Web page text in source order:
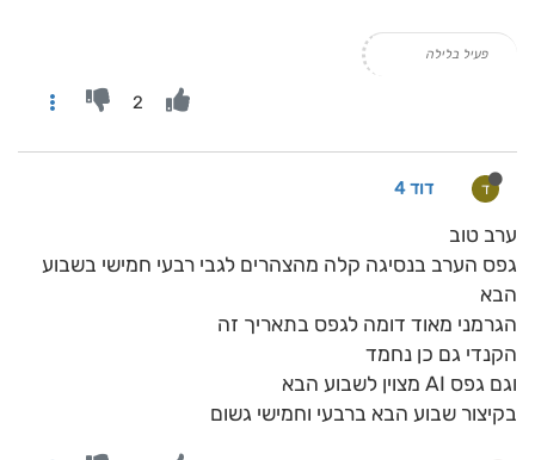
פעיל בלילה
2
ד דוד 4
ערב טוב
גפס הערב בנסיגה קלה מהצהרים לגבי רבעי חמישי בשבוע
הבא
הגרמני מאוד דומה לגפס בתאריך זה
הקנדי גם כן נחמד
וגם גפס AI מצוין לשבוע הבא
בקיצור שבוע הבא ברבעי וחמישי גשום